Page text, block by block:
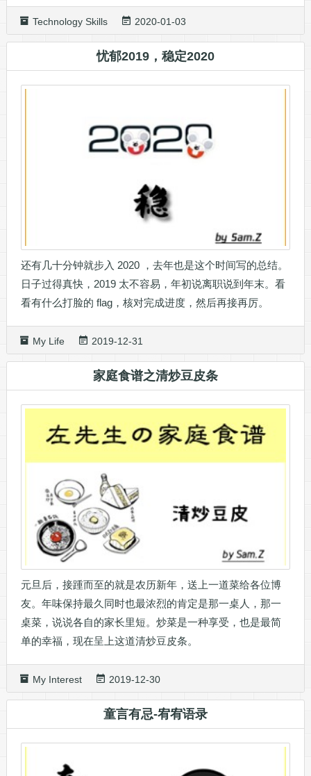
Technology Skills 2020-01-03
忧郁2019，稳定2020
还有几十分钟就步入 2020 ，去年也是这个时间写的总结。
日子过得真快，2019 太不容易，年初说离职说到年末。看
看有什么打脸的 flag，核对完成进度，然后再接再厉。
My Life 2019-12-31
家庭食谱之清炒豆皮条
元旦后，接踵而至的就是农历新年，送上一道菜给各位博
友。年味保持最久同时也最浓烈的肯定是那一桌人，那一
桌菜，说说各自的家长里短。炒菜是一种享受，也是最简
单的幸福，现在呈上这道清炒豆皮条。
My Interest 2019-12-30
童言有忌-宥宥语录